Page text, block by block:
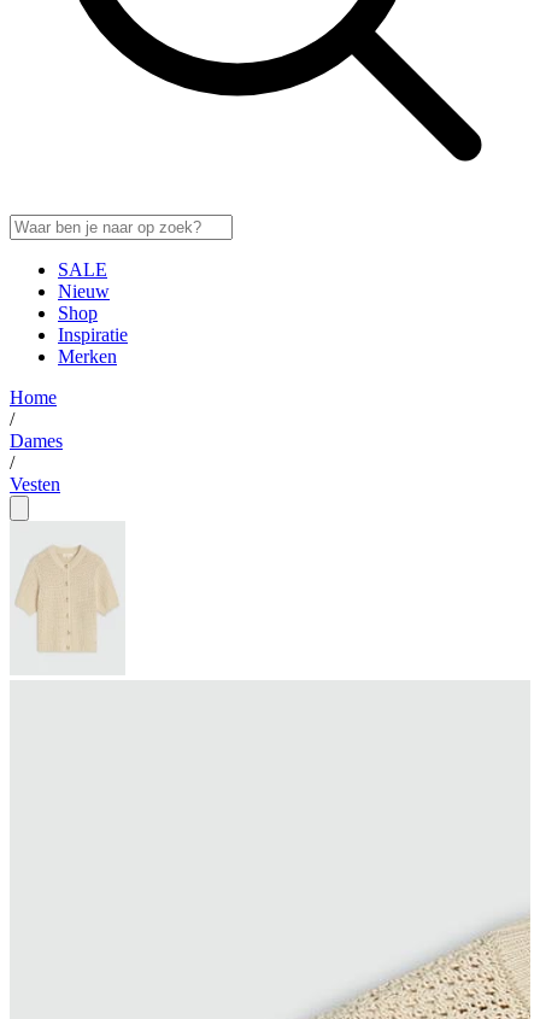
SALE
Nieuw
Shop
Inspiratie
Merken
Home
/
Dames
/
Vesten